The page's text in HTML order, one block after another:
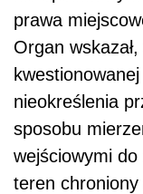
prawa
Organ
nieokreślenia
sposobu
wejściowymi
teren